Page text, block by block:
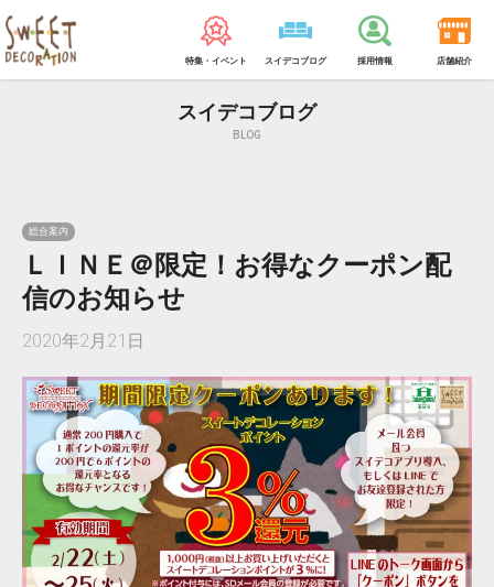
特集・イベント スイデコブログ 採用情報 店舗紹介
スイデコブログ
BLOG
総合案内
ＬＩＮＥ＠限定！お得なクーポン配
信のお知らせ
2020年2月21日